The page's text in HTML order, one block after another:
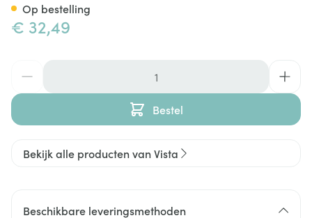
€ 32,49
Bestel
Op bestelling
Bekijk alle producten van Vista
Beschikbare leveringsmethoden